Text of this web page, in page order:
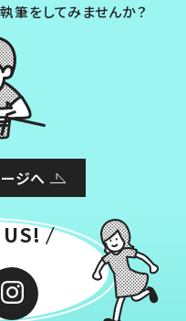
筆をしてみませんか？
ジへ